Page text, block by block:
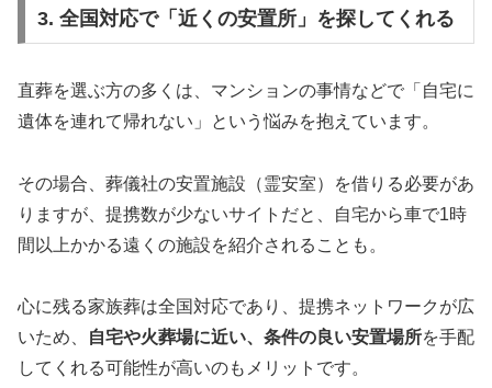
3. 全国対応で「近くの安置所」を探してくれる
直葬を選ぶ方の多くは、マンションの事情などで「自宅に
遺体を連れて帰れない」という悩みを抱えています。
その場合、葬儀社の安置施設（霊安室）を借りる必要があ
りますが、提携数が少ないサイトだと、自宅から車で1時
間以上かかる遠くの施設を紹介されることも。
心に残る家族葬は全国対応であり、提携ネットワークが広
いため、
自宅や火葬場に近い、条件の良い安置場所を手配
してくれる可能性が高いのもメリットです。